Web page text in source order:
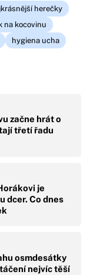
herečky
na kocovinu
hygiena ucha
začne hrát o
třetí řadu
je
dcer. Co dnes
osmdesátky
nejvíc těší